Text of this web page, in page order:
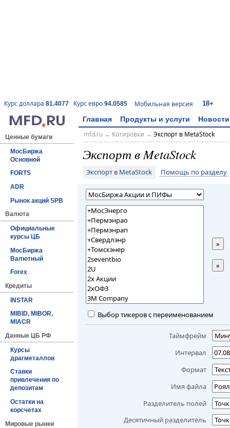
Курс доллара 81.4077 Курс евро 94.0585 Мобильная версия 18+
Главная Продукты и услуги Новости
Ценные бумаги
МосБиржа
Основной
FORTS
ADR
Рынок акций SPB
Валюта
Официальные
курсы ЦБ
МосБиржа
Валютный
Forex
Кредиты
INSTAR
MIBID, MIBOR,
MIACR
Данные ЦБ РФ
Курсы
драгметаллов
Ставки
привлечения по
депозитам
Остатки на
корсчетах
Мировые рынки
mfd.ru→ Котировки → Экспорт в MetaStock
Экспорт в MetaStock
Экспорт в MetaStock Помощь по разделу
»
«
Выбор тикеров с переименованием
Таймфрейм
Интервал
Формат
Имя файла
Разделитель полей
Десятичный разделитель